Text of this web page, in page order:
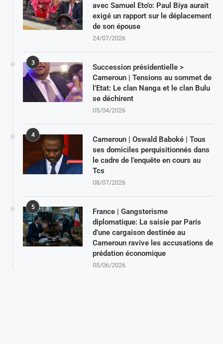
avec Samuel Eto’o: Paul Biya aurait
exigé un rapport sur le déplacement
de son épouse
24/07/2026
3
Succession présidentielle >
Cameroun | Tensions au sommet de
l’Etat: Le clan Nanga et le clan Bulu
se déchirent
05/04/2026
4
Cameroun | Oswald Baboké | Tous
ses domiciles perquisitionnés dans
le cadre de l’enquête en cours au
Tcs
08/07/2026
5
France | Gangsterisme
diplomatique: La saisie par Paris
d’une cargaison destinée au
Cameroun ravive les accusations de
prédation économique
05/06/2026